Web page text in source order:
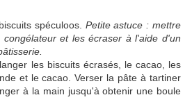
spéculoos. Petite astuce : mettre
et les écraser à l'aide d'un
les biscuits écrasés, le cacao, les
et le cacao. Verser la pâte à tartiner
à la main jusqu'à obtenir une boule